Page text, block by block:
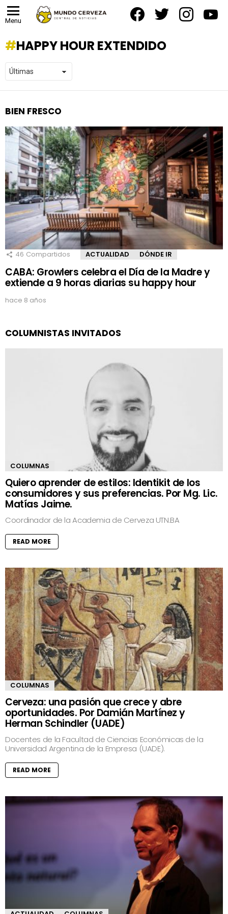
Menu
HAPPY HOUR EXTENDIDO
BIEN FRESCO
46 Compartidos ACTUALIDAD DÓNDE IR
CABA: Growlers celebra el Día de la Madre y
extiende a 9 horas diarias su happy hour
hace 8 años
COLUMNISTAS INVITADOS
COLUMNAS
Quiero aprender de estilos: Identikit de los
consumidores y sus preferencias. Por Mg. Lic.
Matías Jaime.
Coordinador de la Academia de Cerveza UTN.BA
READ MORE
COLUMNAS
Cerveza: una pasión que crece y abre
oportunidades. Por Damián Martínez y
Herman Schindler (UADE)
Docentes de la Facultad de Ciencias Económicas de la
Universidad Argentina de la Empresa (UADE).
READ MORE